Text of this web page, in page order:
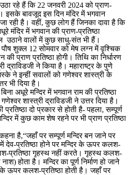
रहे हैं कि 22 जनवरी 2024 को प्राण-
है। इसके बावजूद इस दिन मंदिर में भगवान
रही है। वहीं, कुछ लोग हैं जिनका दावा है कि
मंदिर में भगवान की प्राण-प्रतिष्ठा
उठाने वालों में कुछ साधु-संत भी हैं।
शुक्ल 12 सोमवार को मेष लग्न में वृश्चिक
प्राण प्रतिष्ठा होगी। तिथि का निर्धारण
द्राविडजी ने किया है। महाराष्ट्र के पुणे
ने इन्हीं सवालों को गणेश्वर शास्त्री के
भी दिया है।
अधूरे मन्दिर में भगवान राम की प्रतिष्ठा
शास्त्री द्राविडजी ने उत्तर दिया है।
दो प्रकार से होती है- पहला, सम्पूर्ण
में कुछ काम शेष रहने पर भी प्राण प्रतिष्ठा
है,“जहाँ पर सम्पूर्ण मन्दिर बन जाने पर
में देव-प्रतिष्ठा होने पर मन्दिर के ऊपर कलश-
प्रतिष्ठा गृहस्थ नहीं करते। गृहस्थ कलश-
होता है। मन्दिर का पूर्ण निर्माण हो जाने
ऊपर कलश-प्रतिष्ठा होती है। जहाँ पर